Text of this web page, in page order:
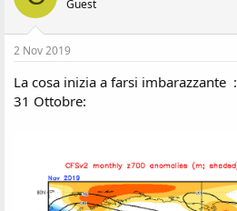
Guest
2 Nov 2019
La cosa inizia a farsi imbarazzante :
31 Ottobre: